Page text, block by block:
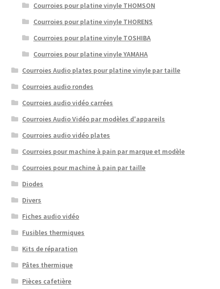
Courroies pour platine vinyle THOMSON
Courroies pour platine vinyle THORENS
Courroies pour platine vinyle TOSHIBA
Courroies pour platine vinyle YAMAHA
Courroies Audio plates pour platine vinyle par taille
Courroies audio rondes
Courroies audio vidéo carrées
Courroies Audio Vidéo par modèles d'appareils
Courroies audio vidéo plates
Courroies pour machine à pain par marque et modèle
Courroies pour machine à pain par taille
Diodes
Divers
Fiches audio vidéo
Fusibles thermiques
Kits de réparation
Pâtes thermique
Pièces cafetière